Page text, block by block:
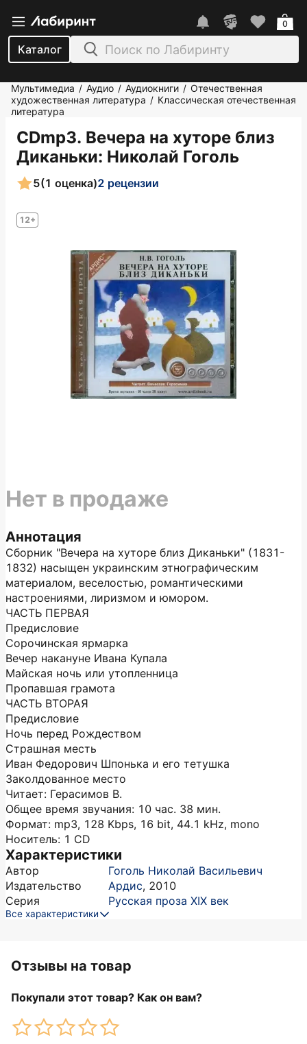
Каталог
0
Мультимедиа / Аудио / Аудиокниги / Отечественная
художественная литература / Классическая отечественная
литература
CDmp3. Вечера на хуторе близ
Диканьки: Николай Гоголь
12+
5(1 оценка)2 рецензии
Аннотация
Сборник "Вечера на хуторе близ Диканьки" (1831-
1832) насыщен украинским этнографическим
материалом, веселостью, романтическими
настроениями, лиризмом и юмором.
ЧАСТЬ ПЕРВАЯ
Предисловие
Сорочинская ярмарка
Вечер накануне Ивана Купала
Майская ночь или утопленница
Пропавшая грамота
ЧАСТЬ ВТОРАЯ
Предисловие
Ночь перед Рождеством
Страшная месть
Иван Федорович Шпонька и его тетушка
Заколдованное место
Читает: Герасимов В.
Общее время звучания: 10 час. 38 мин.
Формат: mp3, 128 Kbps, 16 bit, 44.1 kHz, mono
Носитель: 1 CD
Характеристики
Автор
Гоголь Николай Васильевич
Издательство
Ардис, 2010
Серия
Русская проза XIX век
Все характеристики
Нет в продаже
Отзывы на товар
Покупали этот товар? Как он вам?